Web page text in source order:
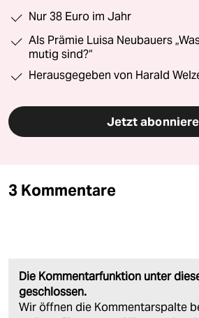
Nur 38 Euro im Jahr
Als Prämie Luisa Neubauers
mutig sind?“
Herausgegeben von Harald
Jetzt
3 Kommentare
Die Kommentarfunktion unter
geschlossen.
Wir öffnen die Kommentarspalte